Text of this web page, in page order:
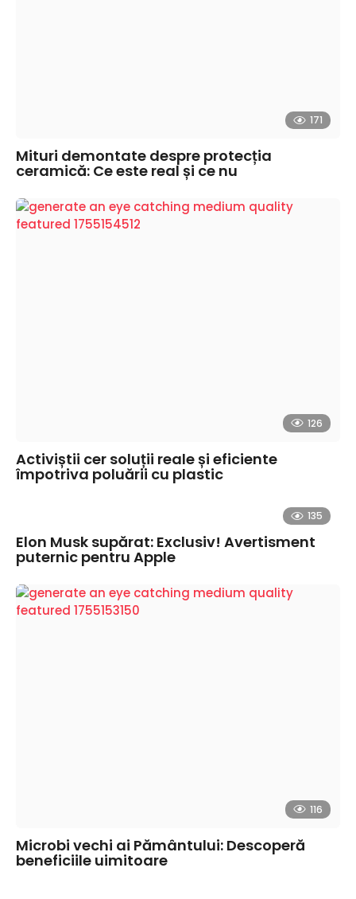
171
Mituri demontate despre protecția
ceramică: Ce este real și ce nu
126
Activiștii cer soluții reale și eficiente
împotriva poluării cu plastic
135
Elon Musk supărat: Exclusiv! Avertisment
puternic pentru Apple
116
Microbi vechi ai Pământului: Descoperă
beneficiile uimitoare